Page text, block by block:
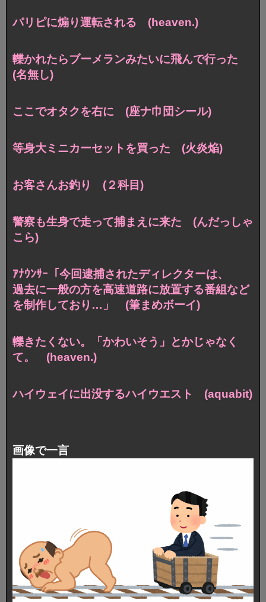
パリピに煽り運転される (heaven.)
轢かれたらブーメランみたいに飛んで行った
(名無し)
ここでオタクを右に (座ナ巾団シール)
等身大ミニカーセットを買った (火炎焔)
お客さんお釣り (２科目)
警察も生身で走って捕まえに来た (んだっしゃ
こら)
ｱﾅｳﾝｻｰ「今回逮捕されたディレクターは、
過去に一般の方を高速道路に放置する番組など
を制作しており…」 (筆まめボーイ)
轢きたくない。「かわいそう」とかじゃなく
て。 (heaven.)
ハイウェイに出没するハイウエスト (aquabit)
画像で一言